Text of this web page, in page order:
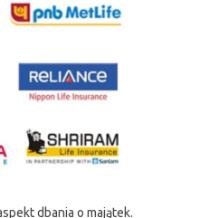
dbania o majątek.